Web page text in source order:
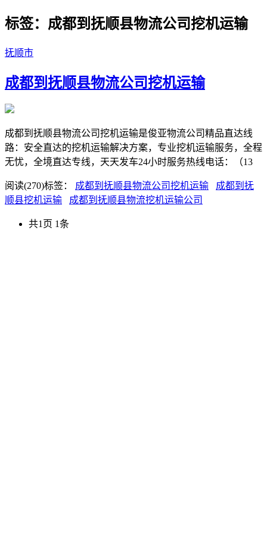
标签：成都到抚顺县物流公司挖机运输
抚顺市
成都到抚顺县物流公司挖机运输
成都到抚顺县物流公司挖机运输是俊亚物流公司精品直达线
路：安全直达的挖机运输解决方案，专业挖机运输服务，全程
无忧，全境直达专线，天天发车24小时服务热线电话：（13
阅读(270)标签： 成都到抚顺县物流公司挖机运输
成都到抚
顺县挖机运输
成都到抚顺县物流挖机运输公司
共1页 1条